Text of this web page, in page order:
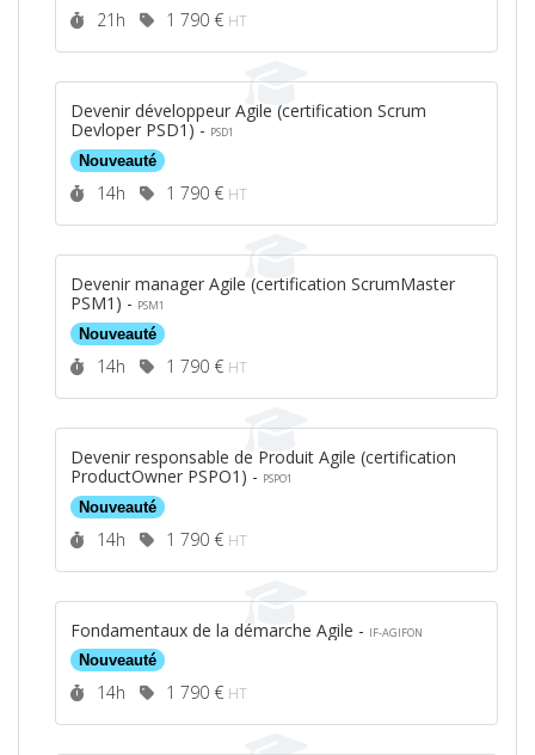
Durée :
21h Prix :
1 790 € HT
Devenir développeur Agile (certification Scrum
Devloper PSD1) - PSD1
Nouveauté
Durée :
14h Prix :
1 790 € HT
Devenir manager Agile (certification ScrumMaster
PSM1) - PSM1
Nouveauté
Durée :
14h Prix :
1 790 € HT
Devenir responsable de Produit Agile (certification
ProductOwner PSPO1) - PSPO1
Nouveauté
Durée :
14h Prix :
1 790 € HT
Fondamentaux de la démarche Agile - IF-AGIFON
Nouveauté
Durée :
14h Prix :
1 790 € HT